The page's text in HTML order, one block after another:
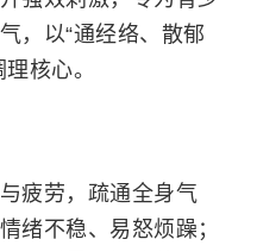
，以“通经络、散郁
核心。
疲劳，疏通全身气
绪不稳、易怒烦躁；